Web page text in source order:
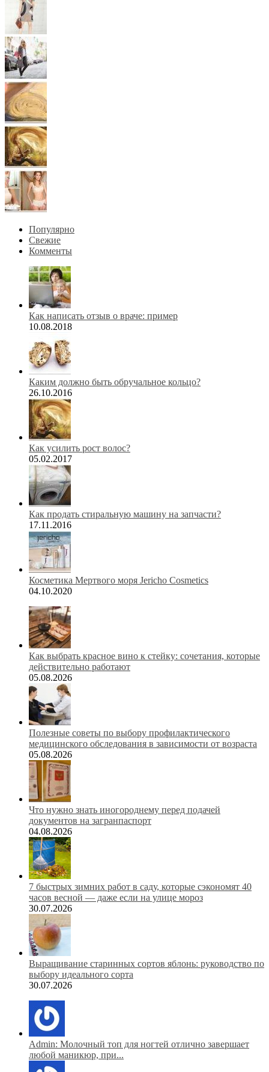
Популярно
Свежие
Комменты
Как написать отзыв о враче: пример
10.08.2018
Каким должно быть обручальное кольцо?
26.10.2016
Как усилить рост волос?
05.02.2017
Как продать стиральную машину на запчасти?
17.11.2016
Косметика Мертвого моря Jericho Cosmetics
04.10.2020
Как выбрать красное вино к стейку: сочетания, которые
действительно работают
05.08.2026
Полезные советы по выбору профилактического
медицинского обследования в зависимости от возраста
05.08.2026
Что нужно знать иногороднему перед подачей
документов на загранпаспорт
04.08.2026
7 быстрых зимних работ в саду, которые сэкономят 40
часов весной — даже если на улице мороз
30.07.2026
Выращивание старинных сортов яблонь: руководство по
выбору идеального сорта
30.07.2026
Admin: Молочный топ для ногтей отлично завершает
любой маникюр, при...